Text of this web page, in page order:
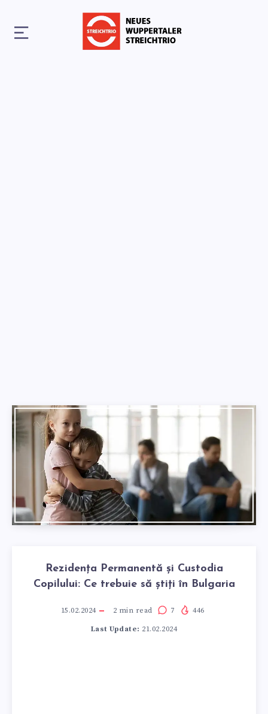
Rezidența Permanentă și Custodia
Copilului: Ce trebuie să știți în Bulgaria
15.02.2024 2 min read 7 446
Last Update: 21.02.2024